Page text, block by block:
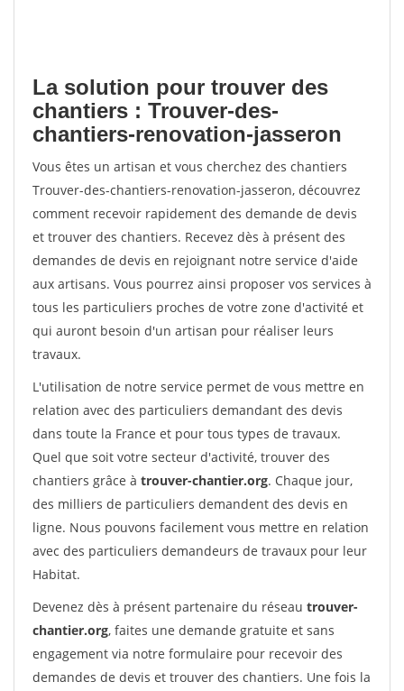
La solution pour trouver des
chantiers : Trouver-des-
chantiers-renovation-jasseron
Vous êtes un artisan et vous cherchez des chantiers
Trouver-des-chantiers-renovation-jasseron, découvrez
comment recevoir rapidement des demande de devis
et trouver des chantiers. Recevez dès à présent des
demandes de devis en rejoignant notre service d'aide
aux artisans. Vous pourrez ainsi proposer vos services à
tous les particuliers proches de votre zone d'activité et
qui auront besoin d'un artisan pour réaliser leurs
travaux.
L'utilisation de notre service permet de vous mettre en
relation avec des particuliers demandant des devis
dans toute la France et pour tous types de travaux.
Quel que soit votre secteur d'activité, trouver des
chantiers grâce à trouver-chantier.org. Chaque jour,
des milliers de particuliers demandent des devis en
ligne. Nous pouvons facilement vous mettre en relation
avec des particuliers demandeurs de travaux pour leur
Habitat.
Devenez dès à présent partenaire du réseau trouver-
chantier.org, faites une demande gratuite et sans
engagement via notre formulaire pour recevoir des
demandes de devis et trouver des chantiers. Une fois la